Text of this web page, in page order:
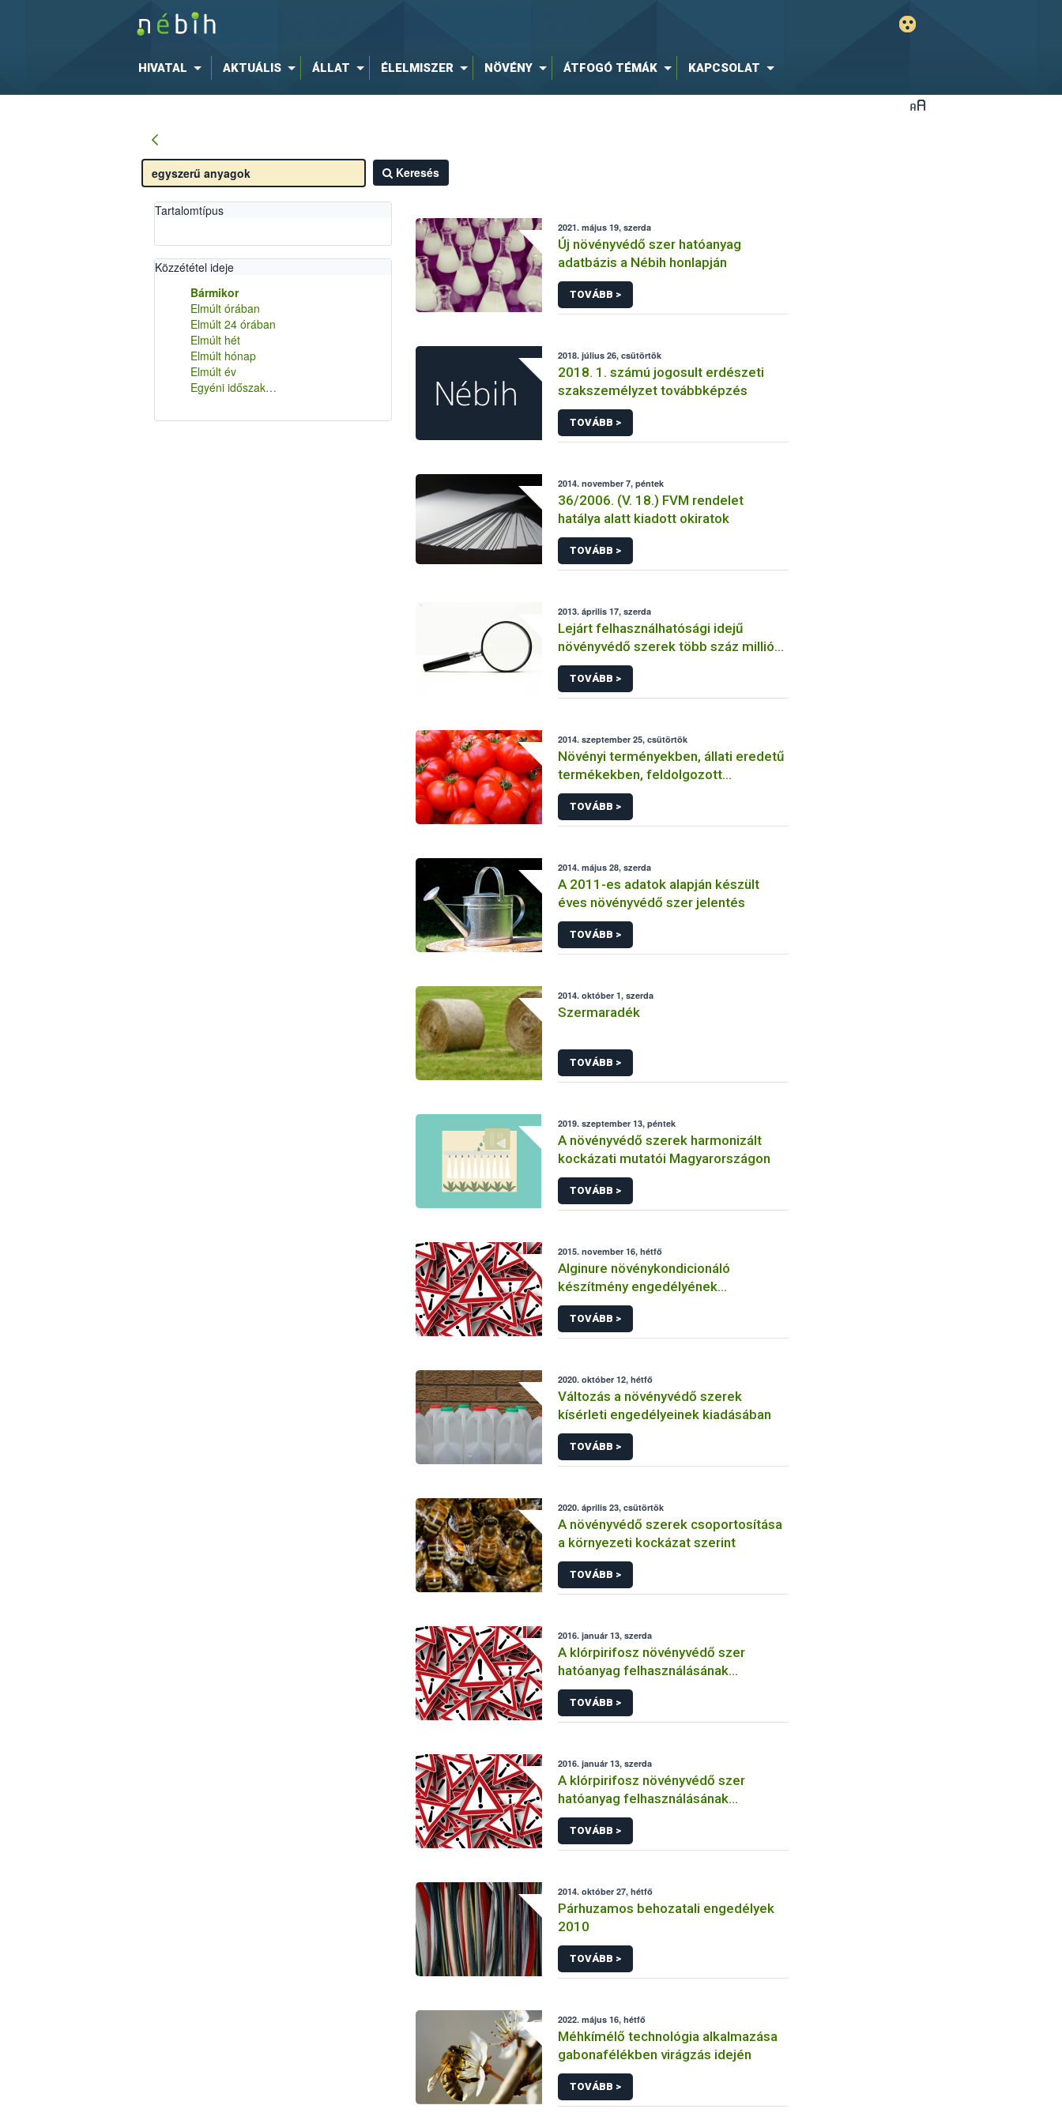
HIVATAL AKTUÁLIS ÁLLAT ÉLELMISZER NÖVÉNY ÁTFOGÓ TÉMÁK KAPCSOLAT
Keresés
Tartalomtípus
Közzététel ideje
Bármikor
Elmúlt órában
Elmúlt 24 órában
Elmúlt hét
Elmúlt hónap
Elmúlt év
Egyéni időszak…
2021. május 19, szerda
Új növényvédő szer hatóanyag
adatbázis a Nébih honlapján
TOVÁBB >
2018. július 26, csütörtök
2018. 1. számú jogosult erdészeti
szakszemélyzet továbbképzés
TOVÁBB >
2014. november 7, péntek
36/2006. (V. 18.) FVM rendelet
hatálya alatt kiadott okiratok
TOVÁBB >
2013. április 17, szerda
Lejárt felhasználhatósági idejű
növényvédő szerek több száz milliós
forgalmát derítette fel a NÉBIH
TOVÁBB >
2014. szeptember 25, csütörtök
Növényi terményekben, állati eredetű
termékekben, feldolgozott
élelmiszerekben
TOVÁBB >
2014. május 28, szerda
A 2011-es adatok alapján készült
éves növényvédő szer jelentés
TOVÁBB >
2014. október 1, szerda
Szermaradék
TOVÁBB >
2019. szeptember 13, péntek
A növényvédő szerek harmonizált
kockázati mutatói Magyarországon
TOVÁBB >
2015. november 16, hétfő
Alginure növénykondicionáló
készítmény engedélyének
felfüggesztése
TOVÁBB >
2020. október 12, hétfő
Változás a növényvédő szerek
kísérleti engedélyeinek kiadásában
TOVÁBB >
2020. április 23, csütörtök
A növényvédő szerek csoportosítása
a környezeti kockázat szerint
TOVÁBB >
2016. január 13, szerda
A klórpirifosz növényvédő szer
hatóanyag felhasználásának
korlátozása
TOVÁBB >
2016. január 13, szerda
A klórpirifosz növényvédő szer
hatóanyag felhasználásának
korlátozása
TOVÁBB >
2014. október 27, hétfő
Párhuzamos behozatali engedélyek
2010
TOVÁBB >
2022. május 16, hétfő
Méhkímélő technológia alkalmazása
gabonafélékben virágzás idején
TOVÁBB >